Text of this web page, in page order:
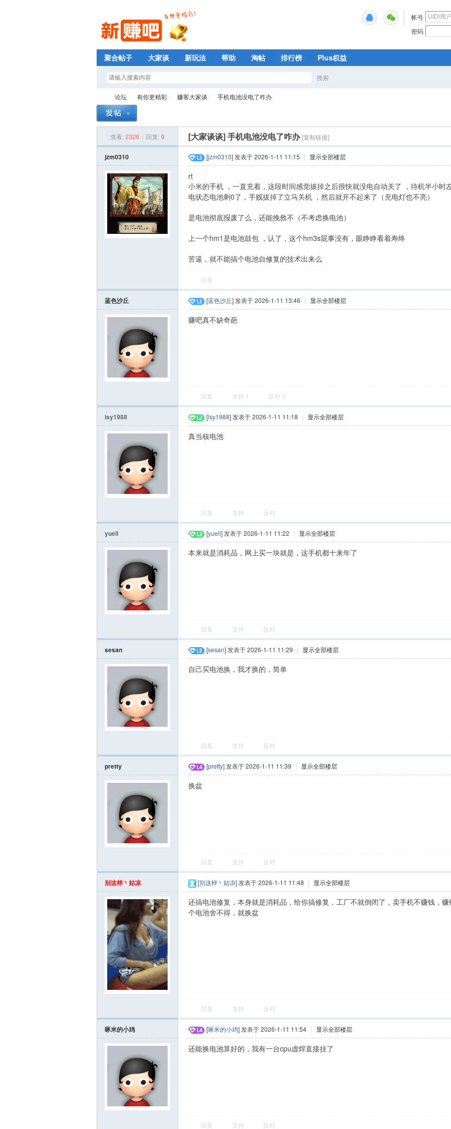
帐号
密码
聚合帖子 大家谈 新玩法 帮助 淘帖 排行榜 Plus权益
搜索
论坛
›
有你更精彩 赚客大家谈
›
手机电池没电了咋办
查看:2326 | 回复:9 [大家谈谈] 手机电池没电了咋办 [复制链接]
jzm0310 [jzm0310] 发表于 2026-1-11 11:15 | 显示全部楼层
rt
小米的手机 ，一直充着，这段时间感觉拔掉之后很快就没电自动关了 ，待机半小时
电状态电池剩0了，手贱拔掉了立马关机 ，然后就开不起来了（充电灯也不亮）
是电池彻底报废了么，还能挽救不（不考虑换电池）
上一个hm1是电池鼓包 ，认了，这个hm3s屁事没有，眼睁睁看着寿终
苦逼，就不能搞个电池自修复的技术出来么
回复
蓝色沙丘 [蓝色沙丘] 发表于 2026-1-11 13:46 | 显示全部楼层
赚吧真不缺奇葩
回复 支持 1 反对 0
lsy1988 [lsy1988] 发表于 2026-1-11 11:18 | 显示全部楼层
真当核电池
回复 支持 反对
yuell [yuell] 发表于 2026-1-11 11:22 | 显示全部楼层
本来就是消耗品，网上买一块就是，这手机都十来年了
回复 支持 反对
sesan [sesan] 发表于 2026-1-11 11:29 | 显示全部楼层
自己买电池换，我才换的，简单
回复 支持 反对
pretty [pretty] 发表于 2026-1-11 11:39 | 显示全部楼层
换盆
回复 支持 反对
别这样丶姑凉 [别这样丶姑凉] 发表于 2026-1-11 11:48 | 显示全部楼层
还搞电池修复，本身就是消耗品，给你搞修复，工厂不就倒闭了，卖手机不赚钱，
个电池舍不得，就换盆
回复 支持 反对
啄米的小鸡 [啄米的小鸡] 发表于 2026-1-11 11:54 | 显示全部楼层
还能换电池算好的，我有一台cpu虚焊直接挂了
回复 支持 反对